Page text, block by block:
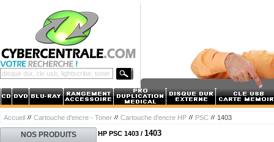
Accueil Cartouche d'encre - Toner Cartouche d'encre HP PSC 1403
NOS PRODUITS HP PSC 1403 / 1403